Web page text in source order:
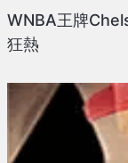
WNBA王牌
狂熱